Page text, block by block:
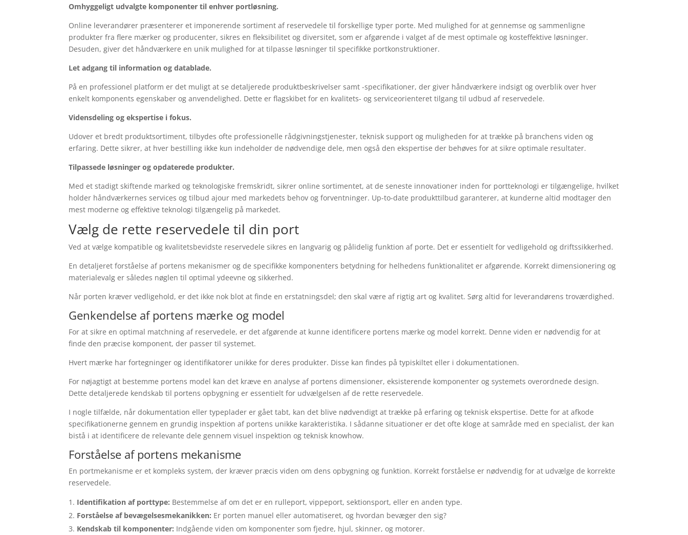
Omhyggeligt udvalgte komponenter til enhver portløsning.
Online leverandører præsenterer et imponerende sortiment af reservedele til forskellige typer porte. Med mulighed for at gennemse og sammenligne
produkter fra flere mærker og producenter, sikres en fleksibilitet og diversitet, som er afgørende i valget af de mest optimale og kosteffektive løsninger.
Desuden, giver det håndværkere en unik mulighed for at tilpasse løsninger til specifikke portkonstruktioner.
Let adgang til information og datablade.
På en professionel platform er det muligt at se detaljerede produktbeskrivelser samt -specifikationer, der giver håndværkere indsigt og overblik over hver
enkelt komponents egenskaber og anvendelighed. Dette er flagskibet for en kvalitets- og serviceorienteret tilgang til udbud af reservedele.
Vidensdeling og ekspertise i fokus.
Udover et bredt produktsortiment, tilbydes ofte professionelle rådgivningstjenester, teknisk support og muligheden for at trække på branchens viden og
erfaring. Dette sikrer, at hver bestilling ikke kun indeholder de nødvendige dele, men også den ekspertise der behøves for at sikre optimale resultater.
Tilpassede løsninger og opdaterede produkter.
Med et stadigt skiftende marked og teknologiske fremskridt, sikrer online sortimentet, at de seneste innovationer inden for portteknologi er tilgængelige, hvilket
holder håndværkernes services og tilbud ajour med markedets behov og forventninger. Up-to-date produkttilbud garanterer, at kunderne altid modtager den
mest moderne og effektive teknologi tilgængelig på markedet.
Vælg de rette reservedele til din port
Ved at vælge kompatible og kvalitetsbevidste reservedele sikres en langvarig og pålidelig funktion af porte. Det er essentielt for vedligehold og driftssikkerhed.
En detaljeret forståelse af portens mekanismer og de specifikke komponenters betydning for helhedens funktionalitet er afgørende. Korrekt dimensionering og
materialevalg er således nøglen til optimal ydeevne og sikkerhed.
Når porten kræver vedligehold, er det ikke nok blot at finde en erstatningsdel; den skal være af rigtig art og kvalitet. Sørg altid for leverandørens troværdighed.
Genkendelse af portens mærke og model
For at sikre en optimal matchning af reservedele, er det afgørende at kunne identificere portens mærke og model korrekt. Denne viden er nødvendig for at
finde den præcise komponent, der passer til systemet.
Hvert mærke har fortegninger og identifikatorer unikke for deres produkter. Disse kan findes på typiskiltet eller i dokumentationen.
For nøjagtigt at bestemme portens model kan det kræve en analyse af portens dimensioner, eksisterende komponenter og systemets overordnede design.
Dette detaljerede kendskab til portens opbygning er essentielt for udvælgelsen af de rette reservedele.
I nogle tilfælde, når dokumentation eller typeplader er gået tabt, kan det blive nødvendigt at trække på erfaring og teknisk ekspertise. Dette for at afkode
specifikationerne gennem en grundig inspektion af portens unikke karakteristika. I sådanne situationer er det ofte kloge at samråde med en specialist, der kan
bistå i at identificere de relevante dele gennem visuel inspektion og teknisk knowhow.
Forståelse af portens mekanisme
En portmekanisme er et kompleks system, der kræver præcis viden om dens opbygning og funktion. Korrekt forståelse er nødvendig for at udvælge de korrekte
reservedele.
Identifikation af porttype: Bestemmelse af om det er en rulleport, vippeport, sektionsport, eller en anden type.
Forståelse af bevægelsesmekanikken: Er porten manuel eller automatiseret, og hvordan bevæger den sig?
Kendskab til komponenter: Indgående viden om komponenter som fjedre, hjul, skinner, og motorer.